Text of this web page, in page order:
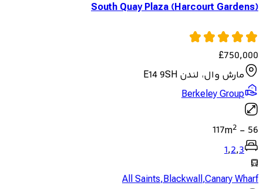
South Quay Plaza (Harcourt Gardens)
£750,000
مارش وال، لندن E14 9SH
Berkeley Group
56
-
117m2
1,2,3
All Saints,Blackwall,Canary Wharf